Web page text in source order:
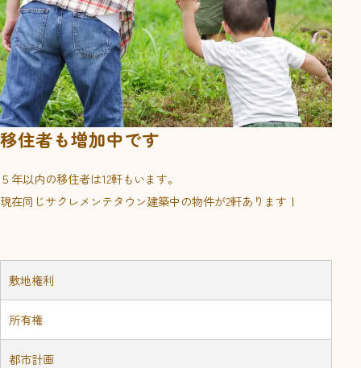
移住者も増加中です
５年以内の移住者は12軒もいます。
現在同じサクレメンテタウン建築中の物件が2軒あります！
敷地権利
所有権
都市計画